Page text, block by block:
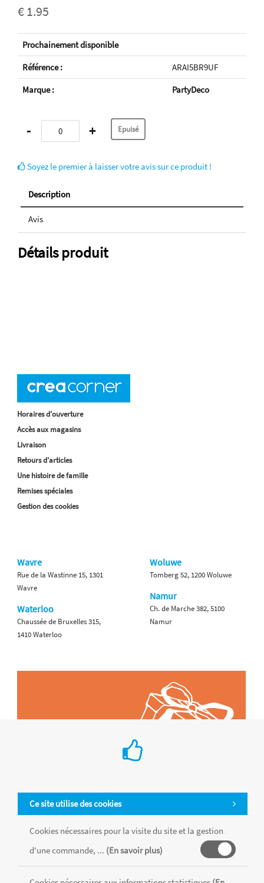
€ 1.95
Prochainement disponible
Référence :
ARAI5BR9UF
Marque :
PartyDeco
- +
Soyez le premier à laisser votre avis sur ce produit !
Description
Avis
Détails produit
Ce site utilise des cookies
Cookies nécessaires pour la visite du site et la gestion
d'une commande, ... (En savoir plus)
Horaires d'ouverture
Accès aux magasins
Livraison
Retours d'articles
Une histoire de famille
Remises spéciales
Gestion des cookies
Wavre
Rue de la Wastinne 15, 1301
Wavre
Waterloo
Chaussée de Bruxelles 315,
1410 Waterloo
Woluwe
Tomberg 52, 1200 Woluwe
Namur
Ch. de Marche 382, 5100
Namur
Tous les produits sont vendus dans la limite des stocks disponibles de
chaque magasin, toutes taxes comprises.